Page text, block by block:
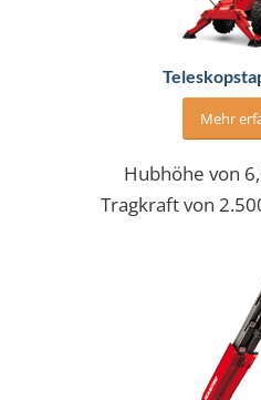
Mehr
Hubhöhe von
Tragkraft von